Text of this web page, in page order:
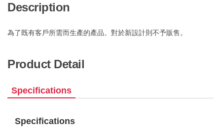
Description
為了既有客戶所需而生產的產品。對於新設計則不予販售。
Product Detail
Specifications
Specifications